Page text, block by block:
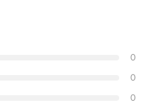
0
0
0